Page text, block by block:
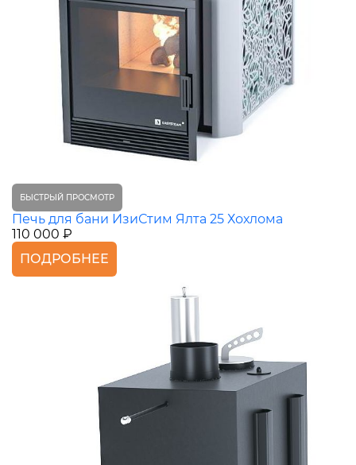
БЫСТРЫЙ ПРОСМОТР
Печь для бани ИзиСтим Ялта 25 Хохлома
110 000 ₽
ПОДРОБНЕЕ